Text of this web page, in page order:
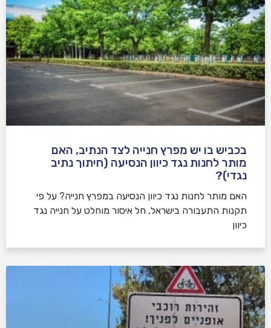
בכביש בו יש מפרץ חנייה לצד הנתיב, האם
מותר לחנות נגד כיוון הנסיעה (חיתוך נתיב
נגדי)?
האם מותר לחנות נגד כיוון הנסיעה במפרץ חנייה? על פי
תקנות התעבורה בישראל, חל איסור מוחלט על חנייה נגד
כיוון